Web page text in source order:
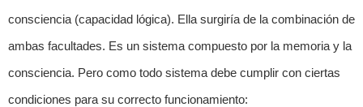
consciencia (capacidad lógica). Ella surgiría de la combinación de
ambas facultades. Es un sistema compuesto por la memoria y la
consciencia. Pero como todo sistema debe cumplir con ciertas
condiciones para su correcto funcionamiento: